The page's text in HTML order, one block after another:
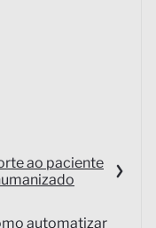
ao paciente
automatizar